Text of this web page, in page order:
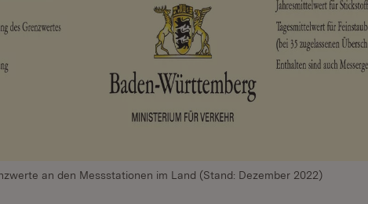
an den Messstationen im Land (Stand: Dezember 2022)